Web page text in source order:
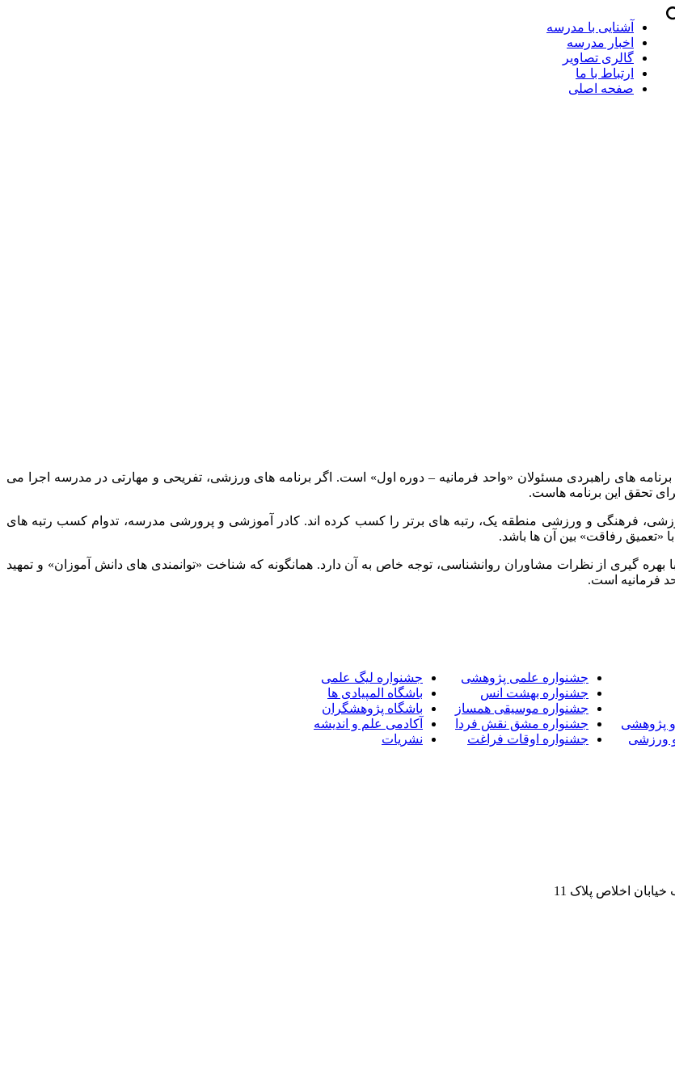
آشنایی با مدرسه
اخبار مدرسه
گالری تصاویر
ارتباط با ما
صفحه اصلی
های راهبردی مسئولان «واحد فرمانیه – دوره اول» است. اگر برنامه های ورزشی، تفریحی و مهارتی در مدرسه اجرا می
تحقق این برنامه هاست.
فرهنگی و ورزشی منطقه یک، رتبه های برتر را کسب کرده اند. کادر آموزشی و پرورشی مدرسه، تدوام کسب رتبه های
«تعمیق رفاقت» بین آن ها باشد.
با بهره گیری از نظرات مشاوران روانشناسی، توجه خاص به آن دارد. همانگونه که شناخت «توانمندی های دانش آموزان» و تمهید
فرمانیه است.
پژوهشی
ورزشی
جشنواره علمی پژوهشی
جشنواره بهشت انس
جشنواره موسیقی همساز
جشنواره مشق نقش فردا
جشنواره اوقات فراغت
جشنواره لیگ علمی
باشگاه المپیادی ها
باشگاه پژوهشگران
آکادمی علم و اندیشه
نشریات
اخلاص پلاک 11